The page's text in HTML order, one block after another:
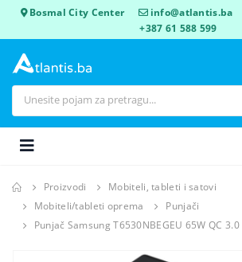
Bosmal City Center info@atlantis.ba
+387 61 588 599
Proizvodi
Mobiteli, tableti i satovi
Mobiteli/tableti oprema
Punjači
Punjač Samsung T6530NBEGEU 65W QC